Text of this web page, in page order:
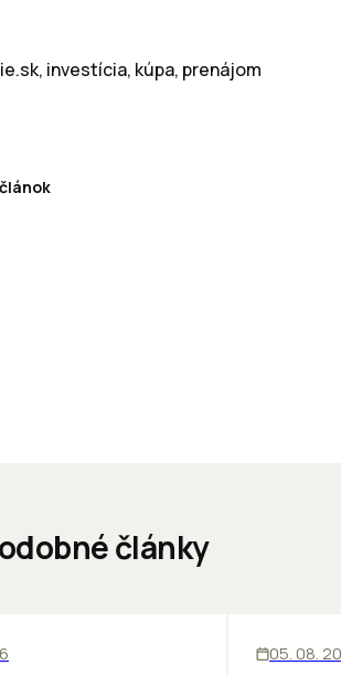
investícia, kúpa, prenájom
články
05. 08.